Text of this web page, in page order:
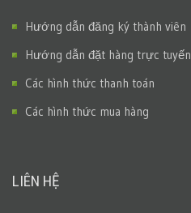
Hướng dẫn đăng ký thành viên
Hướng dẫn đặt hàng trực tuyến
Các hình thức thanh toán
Các hình thức mua hàng
LIÊN HỆ